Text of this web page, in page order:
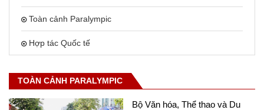
Toàn cảnh Paralympic
Hợp tác Quốc tế
TOÀN CẢNH PARALYMPIC
Bộ Văn hóa, Thể thao và Du